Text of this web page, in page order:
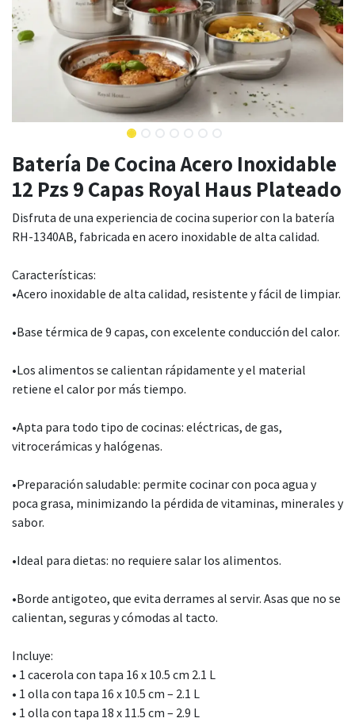
Batería De Cocina Acero Inoxidable
12 Pzs 9 Capas Royal Haus Plateado
Disfruta de una experiencia de cocina superior con la batería
RH-1340AB, fabricada en acero inoxidable de alta calidad.
Características:
•Acero inoxidable de alta calidad, resistente y fácil de limpiar.
•Base térmica de 9 capas, con excelente conducción del calor.
•Los alimentos se calientan rápidamente y el material
retiene el calor por más tiempo.
•Apta para todo tipo de cocinas: eléctricas, de gas,
vitrocerámicas y halógenas.
•Preparación saludable: permite cocinar con poca agua y
poca grasa, minimizando la pérdida de vitaminas, minerales y
sabor.
•Ideal para dietas: no requiere salar los alimentos.
•Borde antigoteo, que evita derrames al servir. Asas que no se
calientan, seguras y cómodas al tacto.
Incluye:
• 1 cacerola con tapa 16 x 10.5 cm 2.1 L
• 1 olla con tapa 16 x 10.5 cm – 2.1 L
• 1 olla con tapa 18 x 11.5 cm – 2.9 L